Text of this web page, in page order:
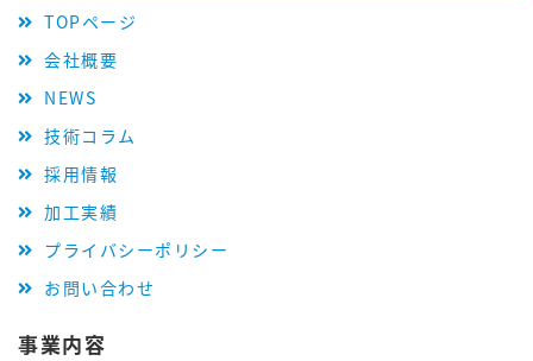
TOPページ
会社概要
NEWS
技術コラム
採用情報
加工実績
プライバシーポリシー
お問い合わせ
事業内容